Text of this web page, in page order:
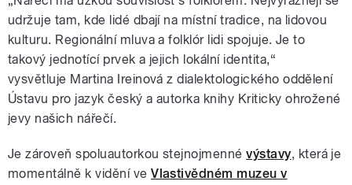
udržuje tam, kde lidé dbají na místní tradice, na lidovou
kulturu. Regionální mluva a folklór lidi spojuje. Je to
takový jednotící prvek a jejich lokální identita,“
vysvětluje Martina Ireinová z dialektologického oddělení
Ústavu pro jazyk český a autorka knihy Kriticky ohrožené
jevy našich nářečí.
Je zároveň spoluautorkou stejnojmennévýstavy, která je
momentálně k vidění veVlastivědném muzeu v